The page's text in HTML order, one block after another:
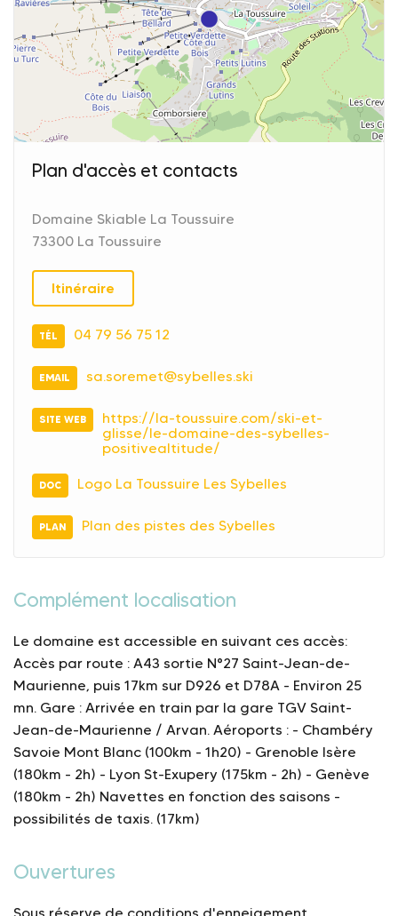
Plan d'accès et contacts
Domaine Skiable La Toussuire
73300 La Toussuire
Itinéraire
TÉL 04 79 56 75 12
EMAIL sa.soremet@sybelles.ski
SITE WEB
https://la-toussuire.com/ski-et-
glisse/le-domaine-des-sybelles-
positivealtitude/
DOC Logo La Toussuire Les Sybelles
PLAN Plan des pistes des Sybelles
Complément localisation
Le domaine est accessible en suivant ces accès:
Accès par route : A43 sortie N°27 Saint-Jean-de-
Maurienne, puis 17km sur D926 et D78A - Environ 25
mn. Gare : Arrivée en train par la gare TGV Saint-
Jean-de-Maurienne / Arvan. Aéroports : - Chambéry
Savoie Mont Blanc (100km - 1h20) - Grenoble Isère
(180km - 2h) - Lyon St-Exupery (175km - 2h) - Genève
(180km - 2h) Navettes en fonction des saisons -
possibilités de taxis. (17km)
Ouvertures